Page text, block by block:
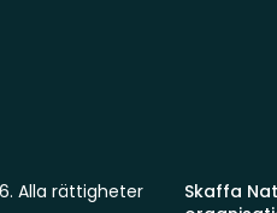
Skaffa
Alla rättigheter